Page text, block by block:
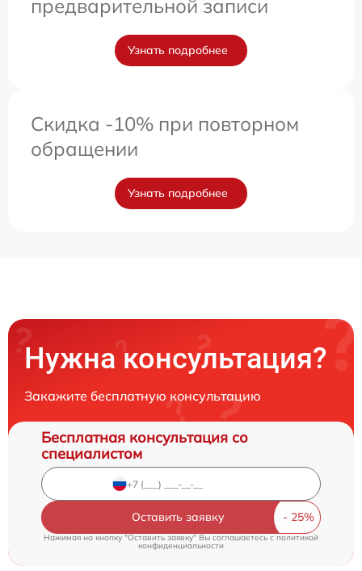
предварительной записи
Узнать подробнее
Скидка -10% при повторном
обращении
Узнать подробнее
Нужна консультация?
Закажите бесплатную консультацию
Бесплатная консультация со
специалистом
Оставить заявку
Нажимая на кнопку "Оставить заявку" Вы соглашаетесь cполитикой
конфиденциальности